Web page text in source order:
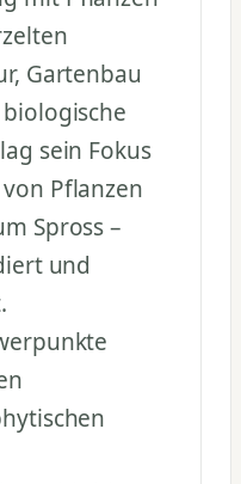
Gartenbau
sein Fokus
Pflanzen
Spross –
und